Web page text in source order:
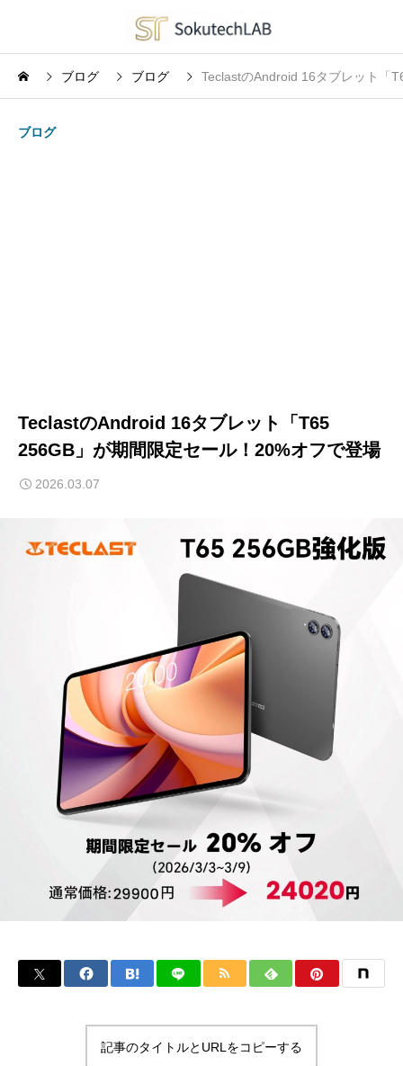
ブログ ブログ TeclastのAndroid 16タブレット「
ブログ
TeclastのAndroid 16タブレット「T65
256GB」が期間限定セール！20%オフで登場
2026.03.07
記事のタイトルとURLをコピーする